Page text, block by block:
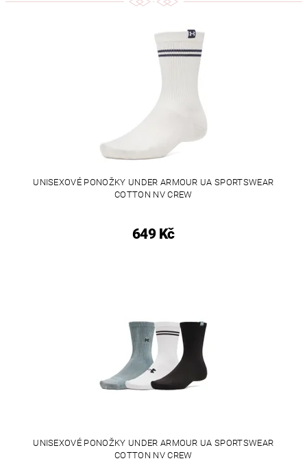
UNISEXOVÉ PONOŽKY UNDER ARMOUR UA SPORTSWEAR
COTTON NV CREW
649 Kč
UNISEXOVÉ PONOŽKY UNDER ARMOUR UA SPORTSWEAR
COTTON NV CREW